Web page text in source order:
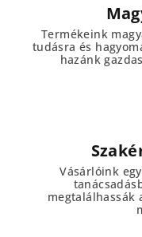
Termékeink
tudásra és
hazánk
Vásárlóink
megtalálhassák